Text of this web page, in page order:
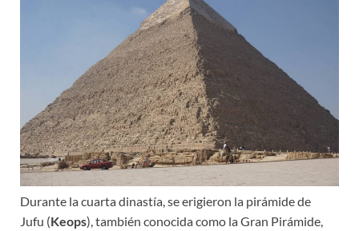
Durante la cuarta dinastía, se erigieron la pirámide de
Jufu (Keops), también conocida como la Gran Pirámide,